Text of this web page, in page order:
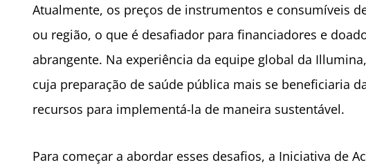
Atualmente, os preços de instrumentos e consumíveis
ou região, o que é desafiador para financiadores e
abrangente. Na experiência da equipe global da
cuja preparação de saúde pública mais se beneficiaria
recursos para implementá-la de maneira sustentável.
Para começar a abordar esses desafios, a Iniciativa de